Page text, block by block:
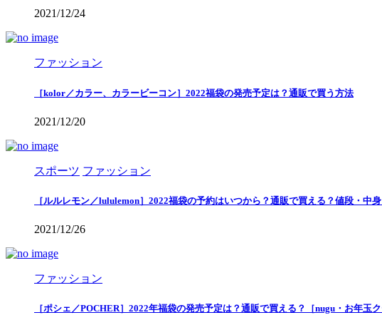
2021/12/24
ファッション
［kolor／カラー、カラービーコン］2022福袋の発売予定は？通販で買う方法
2021/12/20
スポーツ ファッション
［ルルレモン／lululemon］2022福袋の予約はいつから？通販で買える？値段・中身
2021/12/26
ファッション
［ポシェ／POCHER］2022年福袋の発売予定は？通販で買える？［nugu・お年玉ク